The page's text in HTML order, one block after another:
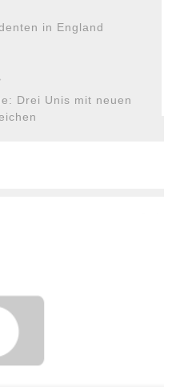
in England
Drei Unis mit neuen